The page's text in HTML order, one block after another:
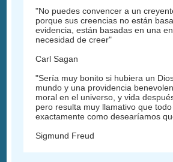
"No puedes convencer a un
porque sus creencias no están
evidencia, están basadas en una
necesidad de creer"
Carl Sagan
"Sería muy bonito si hubiera un
mundo y una providencia
moral en el universo, y vida
pero resulta muy llamativo que
exactamente como desearíamos
Sigmund Freud